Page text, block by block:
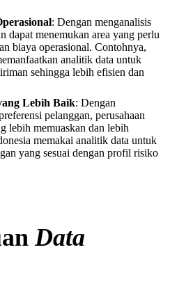
: Dengan menganalisis
dapat menemukan area yang perlu
biaya operasional. Contohnya,
analitik data untuk
sehingga lebih efisien dan
Lebih Baik: Dengan
pelanggan, perusahaan
lebih memuaskan dan lebih
memakai analitik data untuk
yang sesuai dengan profil risiko
Data